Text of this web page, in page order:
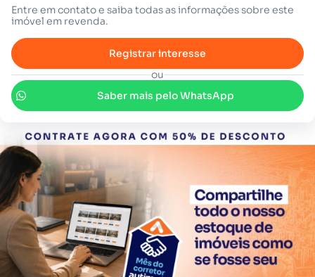
Entre em contato e saiba todas as informações sobre este
imóvel em revenda.
Registrar interesse
ou
Saber mais pelo WhatsApp